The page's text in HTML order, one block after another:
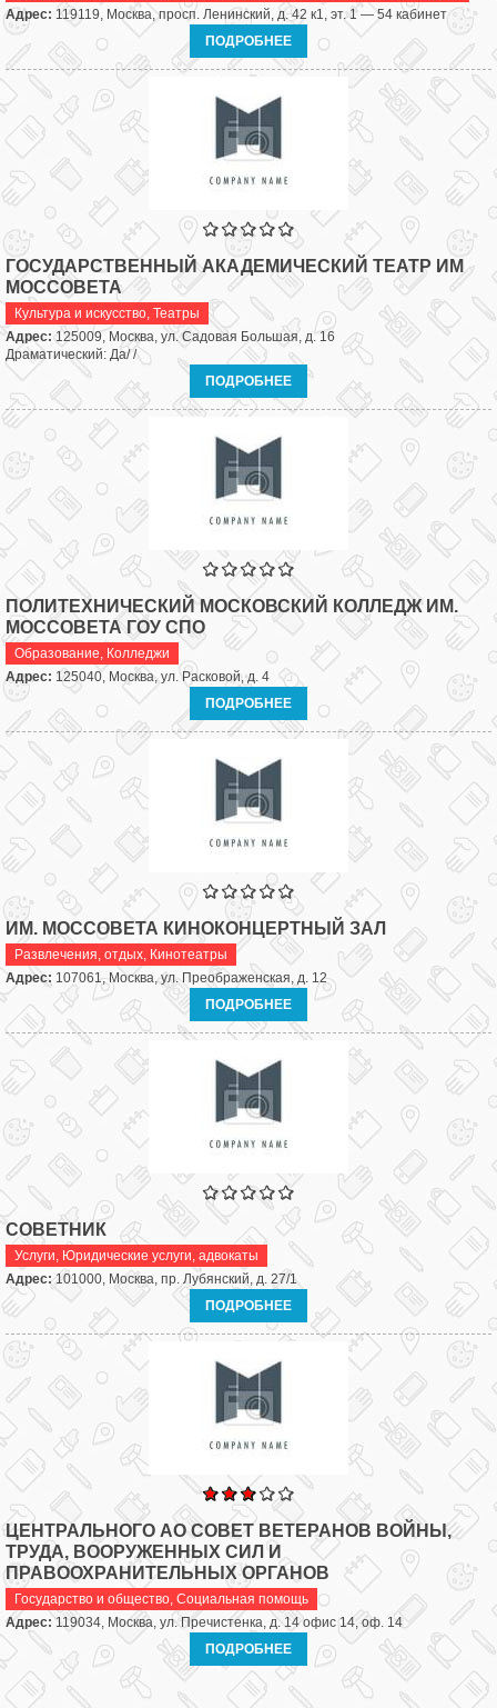
Адрес: 119119, Москва, просп. Ленинский, д. 42 к1, эт. 1 — 54 кабинет
ПОДРОБНЕЕ
ГОСУДАРСТВЕННЫЙ АКАДЕМИЧЕСКИЙ ТЕАТР ИМ
МОССОВЕТА
Культура и искусство, Театры
Адрес:125009, Москва, ул. Садовая Большая, д. 16
Драматический: Да/ /
ПОДРОБНЕЕ
ПОЛИТЕХНИЧЕСКИЙ МОСКОВСКИЙ КОЛЛЕДЖ ИМ.
МОССОВЕТА ГОУ СПО
Образование, Колледжи
Адрес: 125040, Москва, ул. Расковой, д. 4
ПОДРОБНЕЕ
ИМ. МОССОВЕТА КИНОКОНЦЕРТНЫЙ ЗАЛ
Развлечения, отдых, Кинотеатры
Адрес: 107061, Москва, ул. Преображенская, д. 12
ПОДРОБНЕЕ
СОВЕТНИК
Услуги, Юридические услуги, адвокаты
Адрес:101000, Москва, пр. Лубянский, д. 27/1
ПОДРОБНЕЕ
ЦЕНТРАЛЬНОГО АО СОВЕТ ВЕТЕРАНОВ ВОЙНЫ,
ТРУДА, ВООРУЖЕННЫХ СИЛ И
ПРАВООХРАНИТЕЛЬНЫХ ОРГАНОВ
Государство и общество, Социальная помощь
Адрес:119034, Москва, ул. Пречистенка, д. 14 офис 14, оф. 14
ПОДРОБНЕЕ